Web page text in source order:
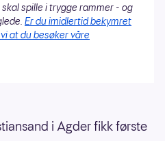
spille i trygge rammer - og
Er du imidlertid bekymret
at du besøker våre
i Agder fikk første